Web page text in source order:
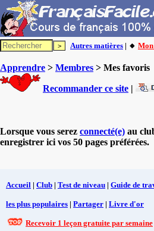
Autres matières | 🔸
Apprendre > Membres > Mes favoris
Recommander ce site |
Lorsque vous serez connecté(e) au
enregistrer ici vos 50 pages préférées.
Accueil | Club | Test de niveau | Guide de
les plus populaires | Partager | Livre d'or
Recevoir 1 leçon gratuite par semaine